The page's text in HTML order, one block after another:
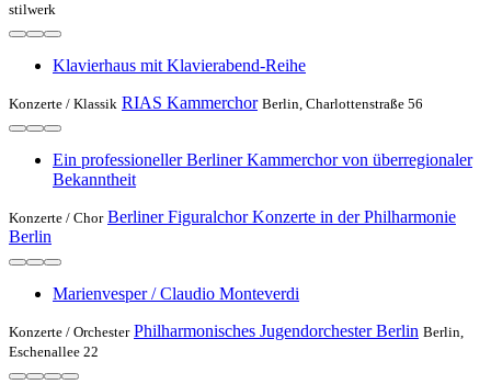
stilwerk
Klavierhaus mit Klavierabend-Reihe
Konzerte / Klassik RIAS Kammerchor Berlin, Charlottenstraße 56
Ein professioneller Berliner Kammerchor von überregionaler
Bekanntheit
Konzerte / Chor Berliner Figuralchor Konzerte in der Philharmonie
Berlin
Marienvesper / Claudio Monteverdi
Konzerte / Orchester Philharmonisches Jugendorchester Berlin Berlin,
Eschenallee 22